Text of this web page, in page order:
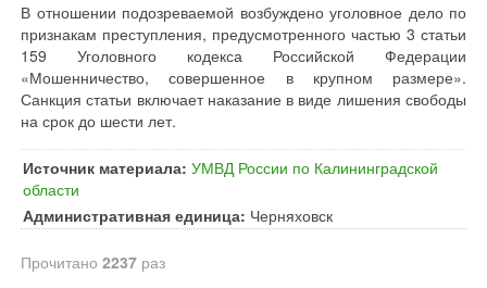
В отношении подозреваемой возбуждено уголовное дело по
признакам преступления, предусмотренного частью 3 статьи
159 Уголовного кодекса Российской Федерации
«Мошенничество, совершенное в крупном размере».
Санкция статьи включает наказание в виде лишения свободы
на срок до шести лет.
Источник материала: УМВД России по Калининградской
области
Административная единица: Черняховск
Прочитано 2237 раз